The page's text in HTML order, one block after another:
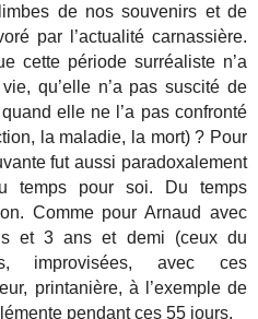
de nos souvenirs et de
par l’actualité carnassière.
cette période surréaliste n’a
qu’elle n’a pas suscité de
elle ne l’a pas confronté
la maladie, la mort) ? Pour
fut aussi paradoxalement
temps pour soi. Du temps
Comme pour Arnaud avec
et 3 ans et demi (ceux du
improvisées, avec ces
printanière, à l’exemple de
pendant ces 55 jours.